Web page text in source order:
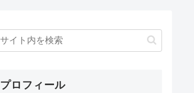
プロフィール